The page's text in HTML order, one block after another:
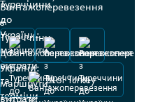
Ekol Turkey